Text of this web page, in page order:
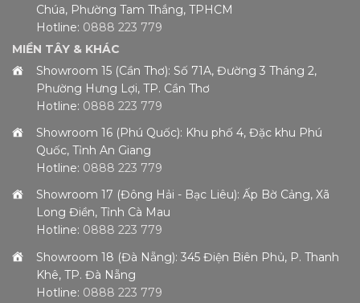
Chúa, Phường Tam Thắng, TPHCM
Hotline: 0888 223 779
MIỀN TÂY & KHÁC
Showroom 15 (Cần Thơ): Số 71A, Đường 3 Tháng 2,
Phường Hưng Lợi, TP. Cần Thơ
Hotline: 0888 223 779
Showroom 16 (Phú Quốc): Khu phố 4, Đặc khu Phú
Quốc, Tỉnh An Giang
Hotline: 0888 223 779
Showroom 17 (Đông Hải - Bạc Liêu): Ấp Bờ Cảng, Xã
Long Điền, Tỉnh Cà Mau
Hotline: 0888 223 779
Showroom 18 (Đà Nẵng): 345 Điện Biên Phủ, P. Thanh
Khê, TP. Đà Nẵng
Hotline: 0888 223 779